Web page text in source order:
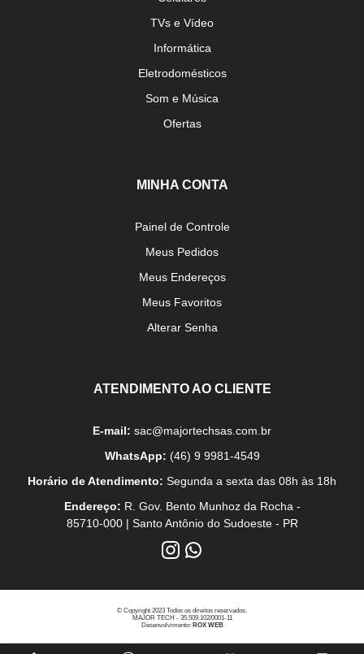
TVs e Vídeo
Informática
Eletrodomésticos
Som e Música
Ofertas
MINHA CONTA
Painel de Controle
Meus Pedidos
Meus Endereços
Meus Favoritos
Alterar Senha
ATENDIMENTO AO CLIENTE
E-mail: sac@majortechsas.com.br
WhatsApp: (46) 9 9981-4549
Horário de Atendimento: Segunda a sexta das 08h às 18h
Endereço: R. Gov. Bento Munhoz da Rocha -
85710-000 | Santo Antônio do Sudoeste - PR
© Copyright 2023 Todos os direitos reservados.
MAJOR TECH - 35.509.102/0001-11
Desenvolvimento: ROX WEB